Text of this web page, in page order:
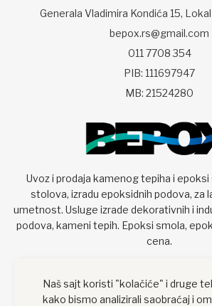
Generala Vladimira Kondića 15,
bepox.rs@gmail.com
011 7708 354
PIB: 111697947
MB: 21524280
Uvoz i prodaja kamenog tepiha i epoksi
stolova, izradu epoksidnih podova, za
umetnost. Usluge izrade dekorativnih i
podova, kameni tepih. Epoksi smola,
cena.
Naš sajt koristi "kolačiće" i druge
kako bismo analizirali saobraćaj i